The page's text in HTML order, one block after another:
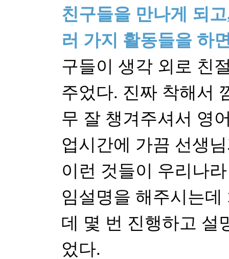
친구들을 만나게 되
러 가지 활동들을 하
구들이 생각 외로 친
주었다. 진짜 착해서
무 잘 챙겨주셔서 영
업시간에 가끔 선생
이런 것들이 우리나
임설명을 해주시는
데 몇 번 진행하고 설
었다.